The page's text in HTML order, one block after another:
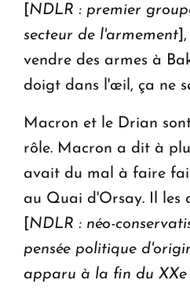
NDLR : premier
secteur de l'armement
vendre des armes à
doigt dans l'œil, ça ne
Macron et le Drian
rôle. Macron a dit à
avait du mal à faire
au Quai d'Orsay. Il les
NDLR : néo-
pensée politique
apparu à la fin du XXe